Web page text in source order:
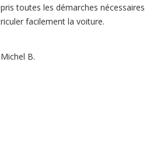
toutes les démarches nécessaires
facilement la voiture.
B.